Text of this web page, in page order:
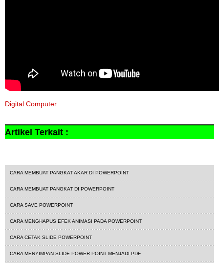
Digital Computer
Artikel Terkait :
CARA MEMBUAT PANGKAT AKAR DI POWERPOINT
CARA MEMBUAT PANGKAT DI POWERPOINT
CARA SAVE POWERPOINT
CARA MENGHAPUS EFEK ANIMASI PADA POWERPOINT
CARA CETAK SLIDE POWERPOINT
CARA MENYIMPAN SLIDE POWER POINT MENJADI PDF